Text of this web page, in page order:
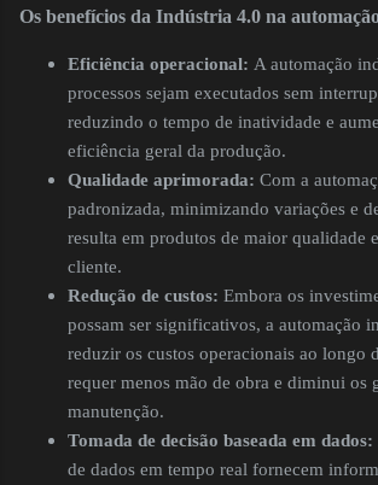
Os benefícios da Indústria 4.0 na
Eficiência operacional: A automação
processos sejam executados sem
reduzindo o tempo de inatividade e
eficiência geral da produção.
Qualidade aprimorada: Com a
padronizada, minimizando variações e
resulta em produtos de maior qualidade
cliente.
Redução de custos: Embora os
possam ser significativos, a automação
reduzir os custos operacionais ao longo
requer menos mão de obra e diminui os
manutenção.
Tomada de decisão baseada em dados:
de dados em tempo real fornecem